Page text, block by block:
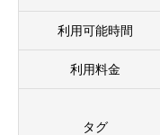
利用可能時間
利用料金
タグ